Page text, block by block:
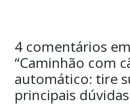
4 comentários em
“Caminhão com
automático: tire
principais